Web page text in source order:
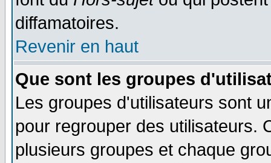
diffamatoires.
Revenir en haut
Que sont les groupes
Les groupes d'utilisateurs sont
pour regrouper des utilisateurs.
plusieurs groupes et chaque